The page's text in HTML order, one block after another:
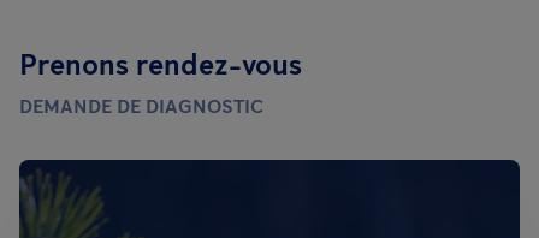
Prenons rendez-vous
DEMANDE DE DIAGNOSTIC